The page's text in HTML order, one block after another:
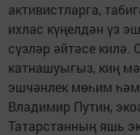
активистларга,
ихлас күңелдән үз
сүзләр әйтәсе килә.
катнашуыгыз, киң
эшчәнлек мөһим
Владимир Путин,
Татарстанның яшь